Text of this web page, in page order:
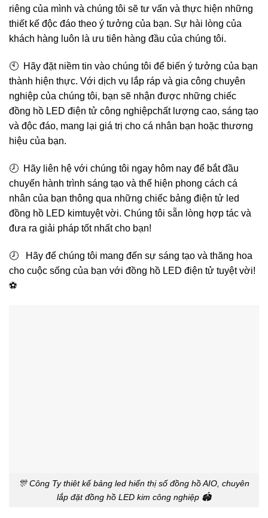
riêng của mình và chúng tôi sẽ tư vấn và thực hiện những
thiết kế độc đáo theo ý tưởng của bạn. Sự hài lòng của
khách hàng luôn là ưu tiên hàng đầu của chúng tôi.
🕙 Hãy đặt niềm tin vào chúng tôi để biến ý tưởng của bạn
thành hiện thực. Với dịch vụ lắp ráp và gia công chuyên
nghiệp của chúng tôi, bạn sẽ nhận được những chiếc
đồng hồ LED điện tử công nghiệpchất lượng cao, sáng tạo
và độc đáo, mang lại giá trị cho cá nhân bạn hoặc thương
hiệu của bạn.
🕗 Hãy liên hệ với chúng tôi ngay hôm nay để bắt đầu
chuyến hành trình sáng tạo và thể hiện phong cách cá
nhân của bạn thông qua những chiếc bảng điện tử led
đồng hồ LED kimtuyệt vời. Chúng tôi sẵn lòng hợp tác và
đưa ra giải pháp tốt nhất cho bạn!
🕗 Hãy để chúng tôi mang đến sự sáng tạo và thăng hoa
cho cuộc sống của bạn với đồng hồ LED điện tử tuyệt vời!
⚽
🎊 Công Ty thiêt kế bảng led hiển thị số đồng hồ AIO, chuyên
lắp đặt đồng hồ LED kim công nghiệp 🏟️